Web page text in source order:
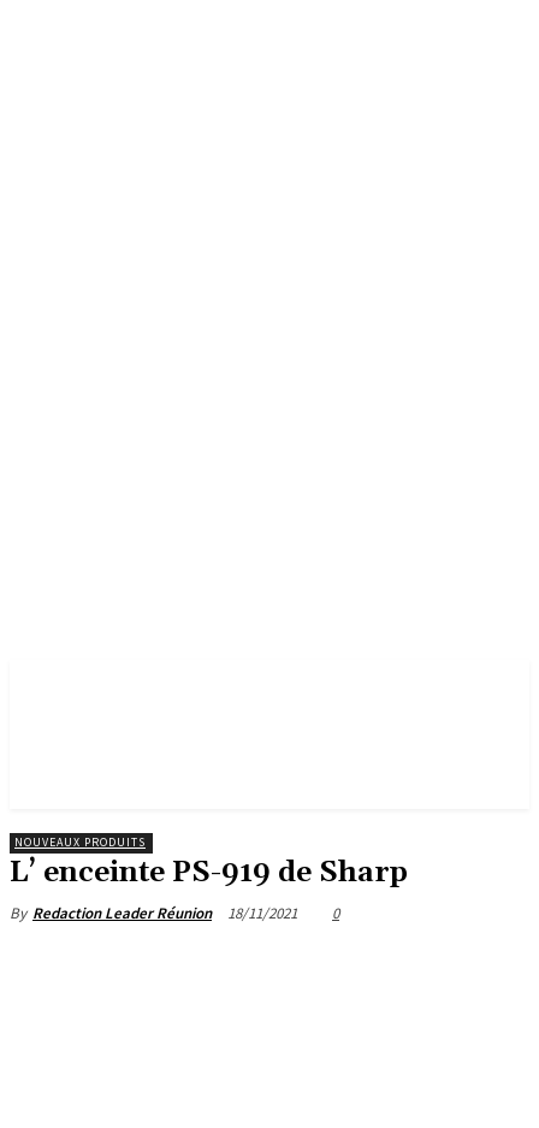
NOUVEAUX PRODUITS
L’ enceinte PS-919 de Sharp
By Redaction Leader Réunion 18/11/2021 0